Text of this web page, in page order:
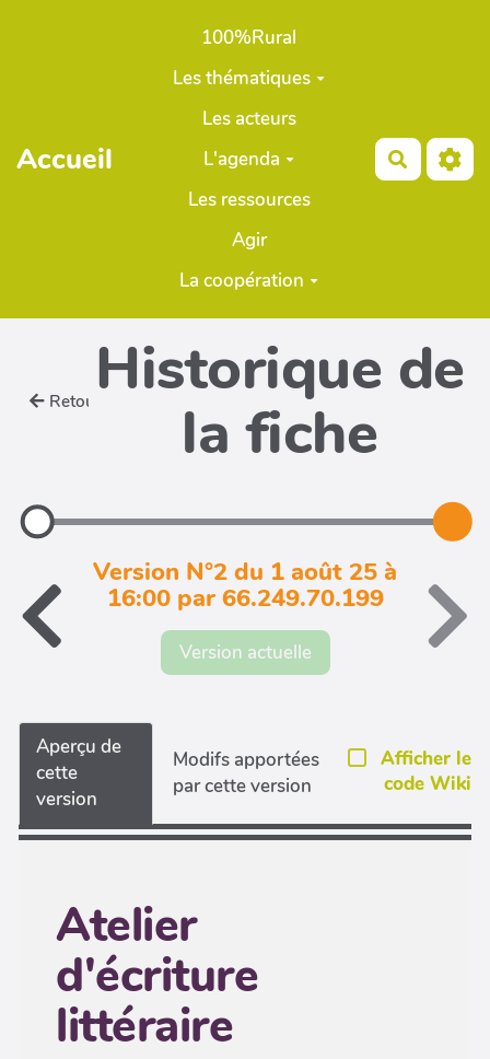
Aller au contenu principal
Accueil
100%Rural
Les thématiques
Les acteurs
L'agenda
Les ressources
Agir
La coopération
Retour Historique de
la fiche
Version N°2 du 1 août 25 à
16:00 par 66.249.70.199
Version actuelle
Aperçu de
cette
version
Modifs apportées
par cette version
Afficher le
code Wiki
Atelier
d'écriture
littéraire